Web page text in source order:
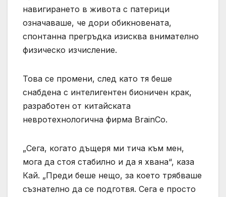
навигирането в живота с патерици
означаваше, че дори обикновената,
спонтанна прегръдка изисква внимателно
физическо изчисление.
Това се промени, след като тя беше
снабдена с интелигентен бионичен крак,
разработен от китайската
невротехнологична фирма BrainCo.
„Сега, когато дъщеря ми тича към мен,
мога да стоя стабилно и да я хвана“, каза
Кай. „Преди беше нещо, за което трябваше
съзнателно да се подготвя. Сега е просто